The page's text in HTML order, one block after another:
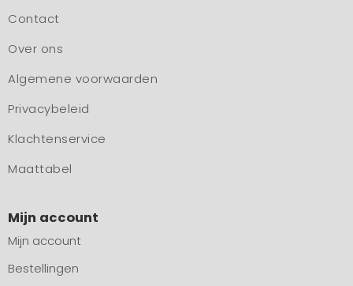
Contact
Over ons
Algemene voorwaarden
Privacybeleid
Klachtenservice
Maattabel
Mijn account
Mijn account
Bestellingen